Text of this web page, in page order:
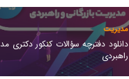
مدیریت
دانلود دفترچه سؤالات کنکور دکتری
راهبردی